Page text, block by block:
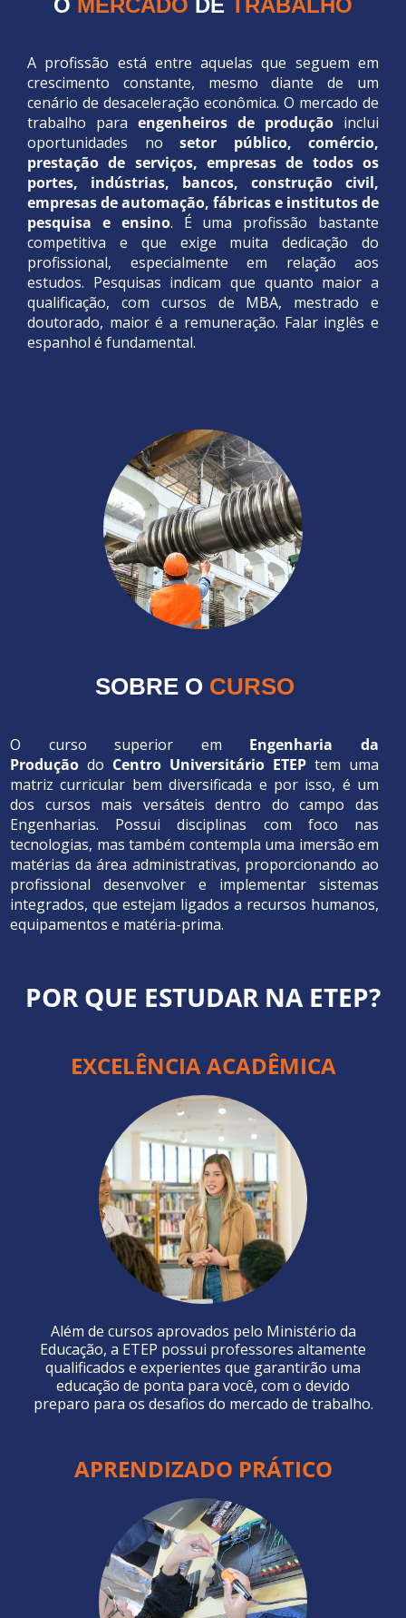
O MERCADO DE TRABALHO
A profissão está entre aquelas que seguem em
crescimento constante, mesmo diante de um
cenário de desaceleração econômica. O mercado de
trabalho para engenheiros de produção inclui
oportunidades no setor público, comércio,
prestação de serviços, empresas de todos os
portes, indústrias, bancos, construção civil,
empresas de automação, fábricas e institutos de
pesquisa e ensino. É uma profissão bastante
competitiva e que exige muita dedicação do
profissional, especialmente em relação aos
estudos. Pesquisas indicam que quanto maior a
qualificação, com cursos de MBA, mestrado e
doutorado, maior é a remuneração. Falar inglês e
espanhol é fundamental.
SOBRE O CURSO
O curso superior em Engenharia da
Produção do Centro Universitário ETEP tem uma
matriz curricular bem diversificada e por isso, é um
dos cursos mais versáteis dentro do campo das
Engenharias. Possui disciplinas com foco nas
tecnologias, mas também contempla uma imersão em
matérias da área administrativas, proporcionando ao
profissional desenvolver e implementar sistemas
integrados, que estejam ligados a recursos humanos,
equipamentos e matéria-prima.
POR QUE ESTUDAR NA ETEP?
EXCELÊNCIA ACADÊMICA
Além de cursos aprovados pelo Ministério da
Educação, a ETEP possui professores altamente
qualificados e experientes que garantirão uma
educação de ponta para você, com o devido
preparo para os desafios do mercado de trabalho.
APRENDIZADO PRÁTICO